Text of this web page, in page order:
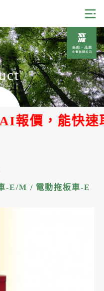
，能快速取得
-E/M / 電動拖板車-E